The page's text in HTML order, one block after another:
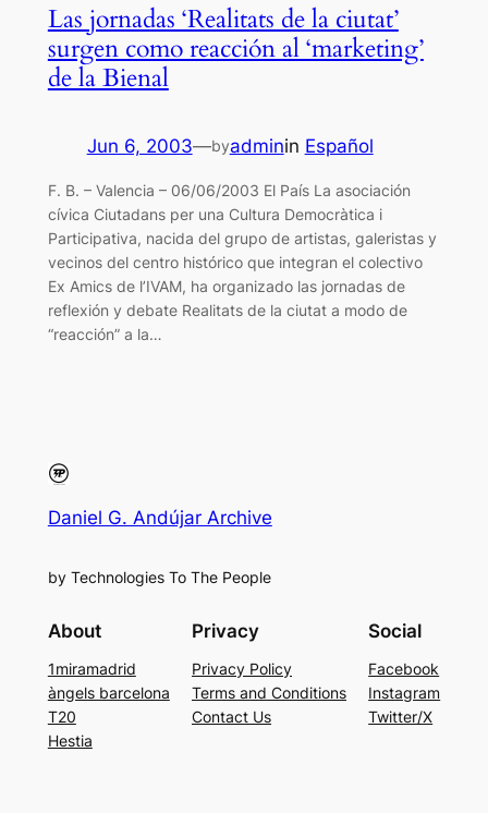
Las jornadas ‘Realitats de la ciutat’
surgen como reacción al ‘marketing’
de la Bienal
Jun 6, 2003—byadminin Español
F. B. – Valencia – 06/06/2003 El País La asociación
cívica Ciutadans per una Cultura Democràtica i
Participativa, nacida del grupo de artistas, galeristas y
vecinos del centro histórico que integran el colectivo
Ex Amics de l’IVAM, ha organizado las jornadas de
reflexión y debate Realitats de la ciutat a modo de
“reacción” a la…
Daniel G. Andújar Archive
by Technologies To The People
About
1miramadrid
àngels barcelona
T20
Hestia
Privacy
Privacy Policy
Terms and Conditions
Contact Us
Social
Facebook
Instagram
Twitter/X